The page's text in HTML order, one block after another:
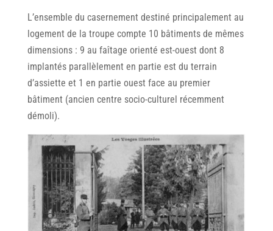
L’ensemble du casernement destiné principalement au
logement de la troupe compte 10 bâtiments de mêmes
dimensions : 9 au faîtage orienté est-ouest dont 8
implantés parallèlement en partie est du terrain
d’assiette et 1 en partie ouest face au premier
bâtiment (ancien centre socio-culturel récemment
démoli).